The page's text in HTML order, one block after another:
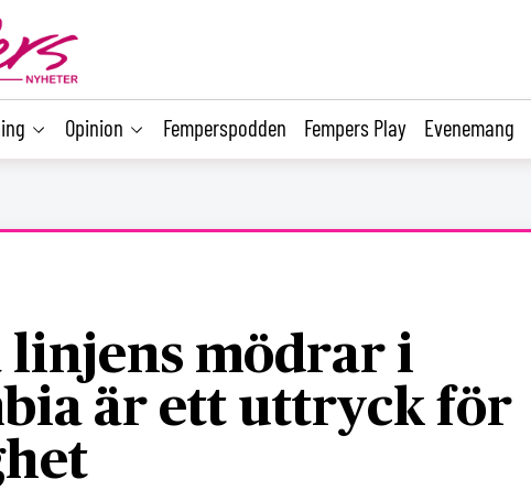
Opinion Femperspodden Fempers Play Evenemang
linjens mödrar i
är ett uttryck för